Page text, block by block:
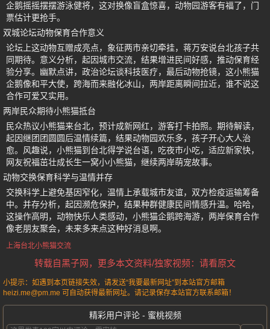
企鹅摇摇摆摆游泳健将，这对换像盲盒惊喜，动物园游客有福了，门
票估计更抢手。
双城论坛动物保育合作意义
论坛上这动物互赠成亮点，象征两市亲切牵挂，蒋万安说台北孩子共
同期待。意义分析，起因城市交流，结果增进民间好感，推动保育经
验分享。幽默点讲，政治论坛谈科技医疗，最后动物抢镜，这小熊猫
企鹅像和平大使，跨海而来融化冰山，两岸距离瞬间拉近，谁不说这
合作可爱又实用。
两岸民众期待小熊猫抵台
民众热议小熊猫来台北，预计成新网红，游客打卡拍照。期待解读，
起因继团团圆圆后温情续篇，结果动物园欢乐多，孩子开心大人治
愈。风趣说，小熊猫到台北得学说台语，吃夜市小吃，适应新家快，
网友祝福茁壮成长生一窝小小熊猫，继续两岸萌宠故事。
动物交换保育科学与温情并存
交换科学上避免基因窄化，温情上承载城市友谊，双方检疫运输筹备
中。并存分析，起因濒危保护，结果种群健康民间情感升温。哈哈，
这操作高明，动物快乐人类感动，小熊猫企鹅跨海游，两岸保育合作
像老朋友聚会，未来多来点这种好消息啊。
上海台北小熊猫交流
转载自黑子网，更多本文资料/独家视频：请看原文
小提示：如遇到本页链接失效，请发送“我要最新网址”到本站官方邮箱
heizi.me@pm.me 可自动获得最新网址。请记录保存本站官方联系邮箱！
精彩用户评论 - 蜜桃视频